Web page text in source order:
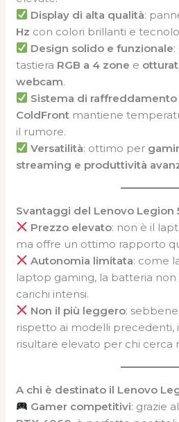
Display di alta qualità:
Hz con colori brillanti e
Design solido e funzionale
tastiera RGB a 4 zone e
webcam.
Sistema di raffreddamento
ColdFront mantiene
il rumore.
Versatilità: ottimo per
streaming e produttività
Svantaggi del Lenovo Legion
Prezzo elevato: non è il
ma offre un ottimo rapporto
Autonomia limitata: come
laptop gaming, la batteria
carichi intensi.
Non il più leggero:
rispetto ai modelli
risultare elevato per chi cerca
A chi è destinato il Lenovo
Gamer competitivi: grazie